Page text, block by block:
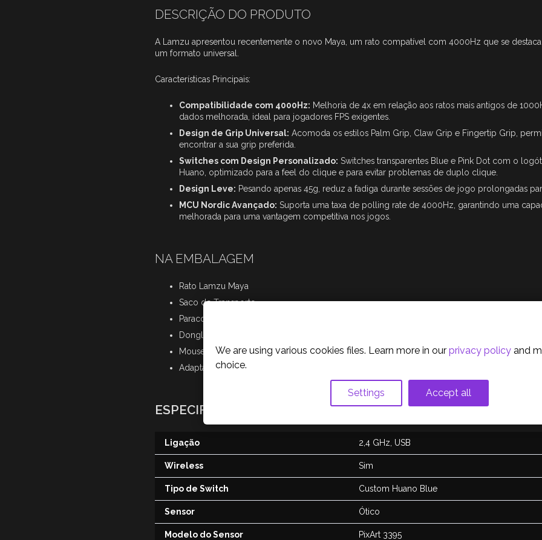
DESCRIÇÃO DO PRODUTO
A Lamzu apresentou recentemente o novo Maya, um rato compatível com 4000Hz que se
um formato universal.
Características Principais:
Compatibilidade com 4000Hz: Melhoria de 4x em relação aos ratos mais antigos de
dados melhorada, ideal para jogadores FPS exigentes.
Design de Grip Universal: Acomoda os estilos Palm Grip, Claw Grip e Fingertip Grip,
encontrar a sua grip preferida.
Switches com Design Personalizado: Switches transparentes Blue e Pink Dot com o
Huano, optimizado para a feel do clique e para evitar problemas de duplo clique.
Design Leve: Pesando apenas 45g, reduz a fadiga durante sessões de jogo prolongadas
MCU Nordic Avançado: Suporta uma taxa de polling rate de 4000Hz, garantindo uma
melhorada para uma vantagem competitiva nos jogos.
NA EMBALAGEM
Rato Lamzu Maya
Saco de Transporte
Paracord USB Tipo-C
Dongle USB
Mouse Feets em PTFE
Adaptador
ESPECIFICAÇÕES
Ligação 2,4 GHz, USB
Wireless Sim
Tipo de Switch Custom Huano Blue
Sensor Ótico
Modelo do Sensor PixArt 3395
We are using various cookies files. Learn more in our privacy policy and
choice.
Settings Accept all